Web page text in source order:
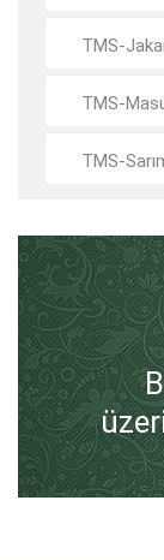
TMS-
TMS-
TMS-